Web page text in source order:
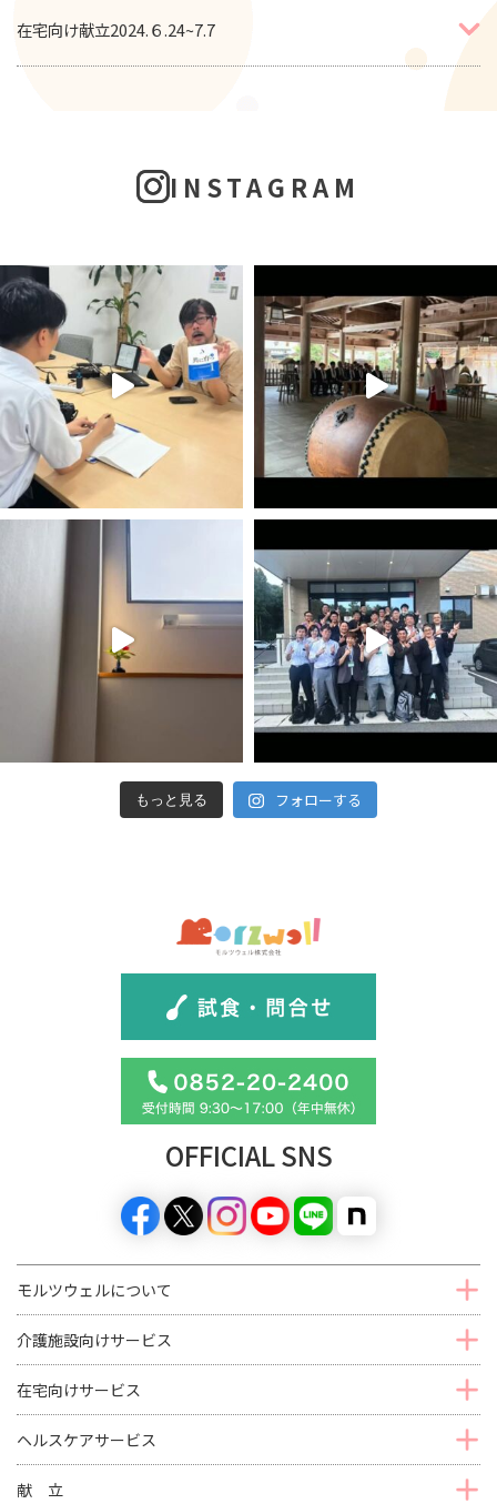
在宅向け献立2024.６.24~7.7
INSTAGRAM
もっと見る フォローする
OFFICIAL SNS
モルツウェルについて
介護施設向けサービス
在宅向けサービス
ヘルスケアサービス
献 立